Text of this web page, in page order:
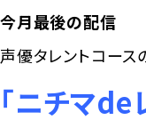
今月最後の配信
声優タレントコー
「ニチマde